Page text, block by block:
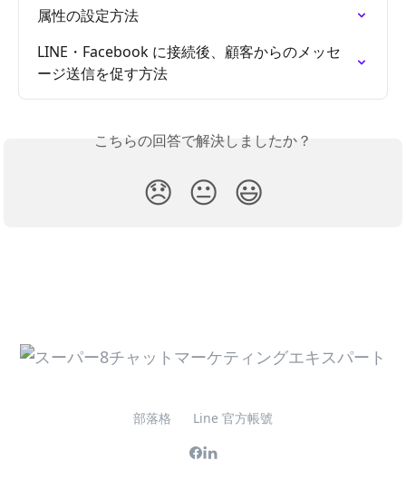
属性の設定方法
LINE・Facebook に接続後、顧客からのメッセ
ージ送信を促す方法
こちらの回答で解決しましたか？
😞 😐 😃
部落格 Line 官方帳號